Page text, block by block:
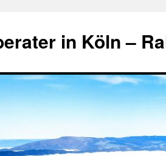
in Köln –